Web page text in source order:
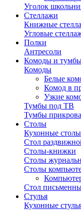
Уголок
Стеллажи
Книжные
Угловые
Полки
Антресоли
Комоды и
Комоды
Белые
Комод в
Узкие
Тумбы под ТВ
Тумбы
Столы
Кухонные столы
Стол
Столы-книжки
Столы
Столы
Стол
Стулья
Кухонные